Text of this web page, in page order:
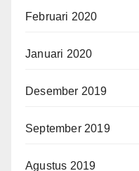
Februari 2020
Januari 2020
Desember 2019
September 2019
Agustus 2019